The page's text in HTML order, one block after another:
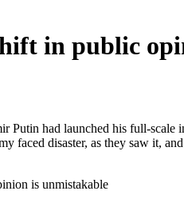
in public
Putin had launched his full-
faced disaster, as they saw it,